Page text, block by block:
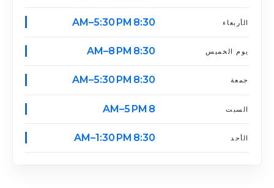
الأربعاء 8:30 AM–5:30 PM
يوم الخميس 8:30 AM–8 PM
جمعة 8:30 AM–5:30 PM
السبت 8 AM–5 PM
الأحد 8:30 AM–1:30 PM